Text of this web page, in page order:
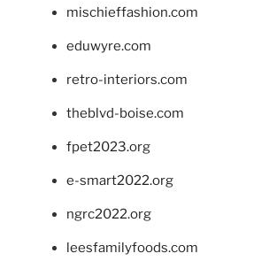
mischieffashion.com
eduwyre.com
retro-interiors.com
theblvd-boise.com
fpet2023.org
e-smart2022.org
ngrc2022.org
leesfamilyfoods.com